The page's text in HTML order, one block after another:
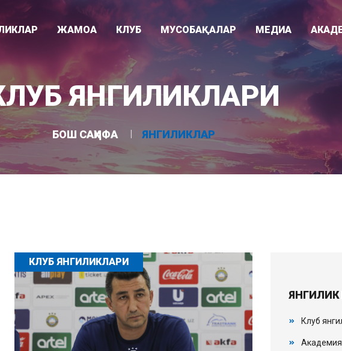
ЖАМОА
Раҳбарият
Мураббийлар
Асосий жамоа
КЛУБ
Клуб тарихи
Клуб ҳақида
Стадион
МУСОБАҚАЛАР
Суперлига
Ўзбекистон кубоги
U-21 лигаси
МЕДИА
Видео
Фотогалерея
Академия ҳақида
ЯНГИЛИКЛАРИ
БОШ САҲИФА ЯНГИЛИКЛАР
КЛУБ ЯНГИЛИКЛАРИ
Клуб
Академия